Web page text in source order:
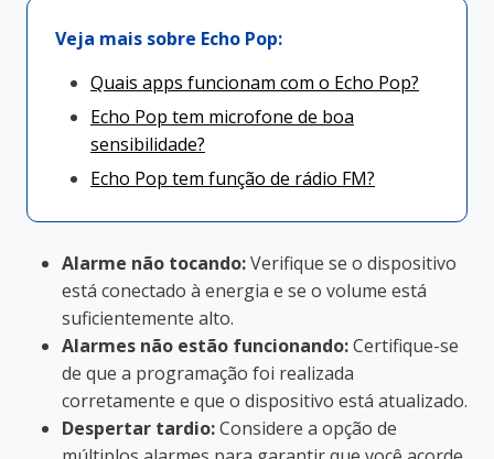
Veja mais sobre Echo Pop:
Quais apps funcionam com o Echo Pop?
Echo Pop tem microfone de boa
sensibilidade?
Echo Pop tem função de rádio FM?
Alarme não tocando:Verifique se o dispositivo
está conectado à energia e se o volume está
suficientemente alto.
Alarmes não estão funcionando:Certifique-se
de que a programação foi realizada
corretamente e que o dispositivo está atualizado.
Despertar tardio:Considere a opção de